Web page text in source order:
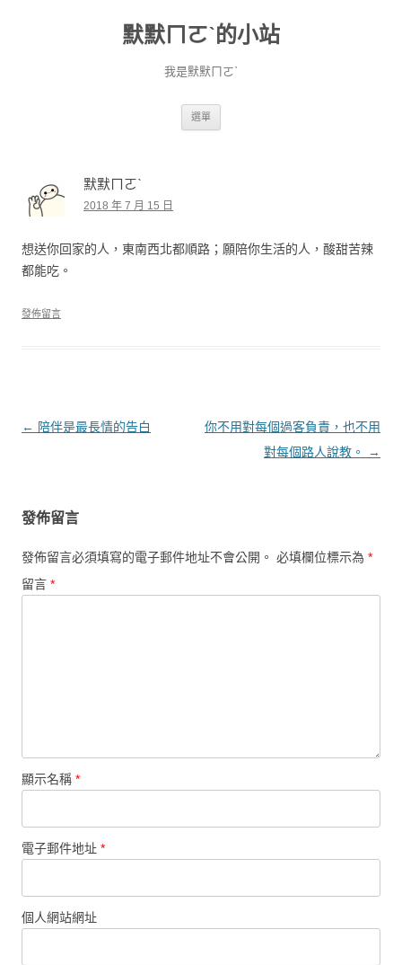
默默ㄇㄛˋ的小站
我是默默ㄇㄛˋ
選單
默默ㄇㄛˋ
2018 年 7 月 15 日
想送你回家的人，東南西北都順路；願陪你生活的人，酸甜苦辣
都能吃。
發佈留言
文章導覽
← 陪伴是最長情的告白
你不用對每個過客負責，也不用
對每個路人說教。
→
發佈留言
發佈留言必須填寫的電子郵件地址不會公開。 必填欄位標示為 *
留言 *
顯示名稱 *
電子郵件地址 *
個人網站網址